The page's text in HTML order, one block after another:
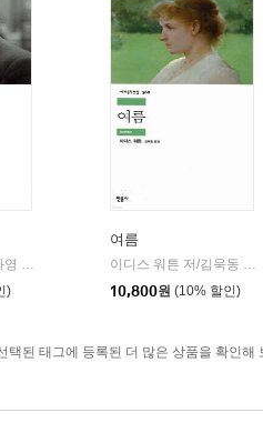
알베르 카뮈 저/김화영 역
)
여름
이디스 워튼 저/김욱동 역
10,800원 (10% 할인)
택된 태그에 등록된 더 많은 상품을 확인해